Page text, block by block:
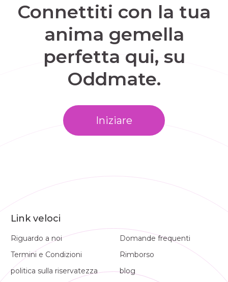
Connettiti con la tua
anima gemella
perfetta qui, su
Oddmate.
Iniziare
Link veloci
Riguardo a noi
Termini e Condizioni
politica sulla riservatezza
Domande frequenti
Rimborso
blog